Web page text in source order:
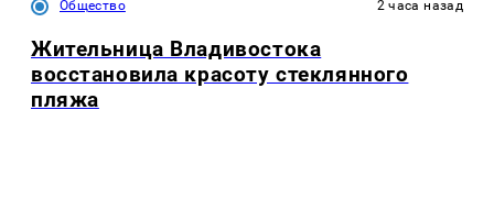
Общество 2 часа назад
Жительница Владивостока
восстановила красоту стеклянного
пляжа